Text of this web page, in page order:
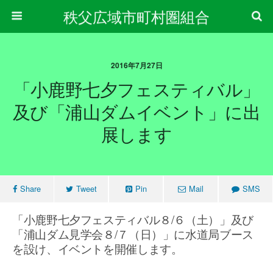
秩父広域市町村圏組合
2016年7月27日
「小鹿野七夕フェスティバル」
及び「浦山ダムイベント」に出
展します
Share Tweet Pin Mail SMS
「小鹿野七夕フェスティバル８/６（土）」及び
「浦山ダム見学会８/７（日）」に水道局ブース
を設け、イベントを開催します。